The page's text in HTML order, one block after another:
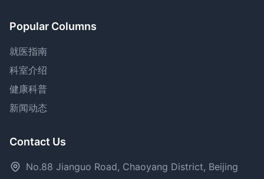
Popular Columns
就医指南
科室介绍
健康科普
新闻动态
Contact Us
No.88 Jianguo Road, Chaoyang District, Beijing